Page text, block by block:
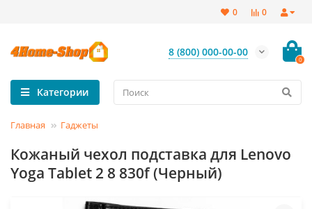
0
0
8 (800) 000-00-00
0
Категории
Главная Гаджеты
Кожаный чехол подставка для Lenovo
Yoga Tablet 2 8 830f (Черный)